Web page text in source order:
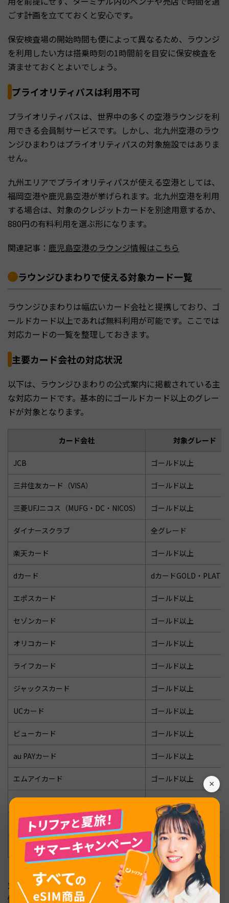
×
ごす計画を立てておくと安心です。
保安検査場の開始時間も便によって異なるため、ラウンジ
を利用したい方は搭乗時刻の1時間前を目安に保安検査を
済ませておくとよいでしょう。
プライオリティパスは利用不可
プライオリティパスは、世界中の多くの空港ラウンジを利
用できる会員制サービスです。しかし、北九州空港のラウ
ンジひまわりはプライオリティパスの対象施設ではありま
せん。
九州エリアでプライオリティパスが使える空港としては、
福岡空港や鹿児島空港が挙げられます。北九州空港を利用
する場合は、対象のクレジットカードを別途用意するか、
880円の有料利用を選ぶ形になります。
関連記事： 鹿児島空港のラウンジ情報はこちら
ラウンジひまわりで使える対象カード一覧
ラウンジひまわりは幅広いカード会社と提携しており、ゴ
ールドカード以上であれば無料利用が可能です。ここでは
対応カードの一覧を整理しておきます。
主要カード会社の対応状況
以下は、ラウンジひまわりの公式案内に掲載されている主
な対応カードです。基本的にゴールドカード以上のグレー
ドが対象となります。
カード会社 対象グレード
JCB ゴールド以上
三井住友カード（VISA） ゴールド以上
三菱UFJニコス（MUFG・DC・NICOS） ゴールド以上
ダイナースクラブ 全グレード
楽天カード ゴールド以上
dカード dカードGOLD・
エポスカード ゴールド以上
セゾンカード ゴールド以上
オリコカード ゴールド以上
ライフカード ゴールド以上
ジャックスカード ゴールド以上
UCカード ゴールド以上
ビューカード ゴールド以上
au PAYカード ゴールド以上
エムアイカード ゴールド以上
ポケットカード ゴールド以上
アプラスカード ゴールド以上
PayPayカード ゴールド以上
対象カードは時期により変更される場合があります。最新
情報は北九州空港の公式サイトやカード会社のラウンジ案